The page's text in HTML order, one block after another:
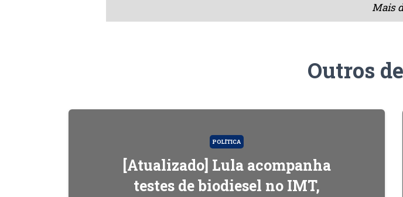
Mais
Outros
POLÍTICA
[Atualizado] Lula acompanha
testes de biodiesel no IMT,